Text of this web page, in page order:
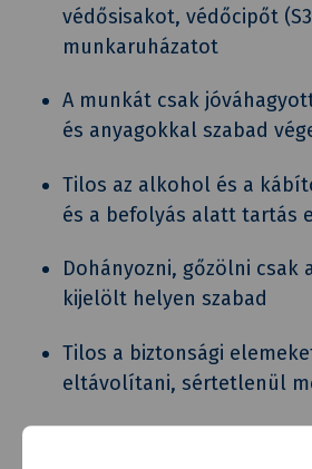
védősisakot, védőcipőt
munkaruházatot
A munkát csak
és anyagokkal szabad
Tilos az alkohol és a
és a befolyás alatt tartás
Dohányozni, gőzölni csak
kijelölt helyen szabad
Tilos a biztonsági
eltávolítani, sértetlenül